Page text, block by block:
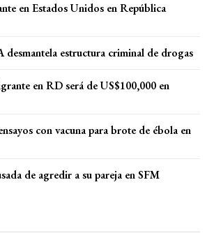
en Estados Unidos en República
estructura criminal de drogas
en RD será de US$100,000 en
con vacuna para brote de ébola en
de agredir a su pareja en SFM